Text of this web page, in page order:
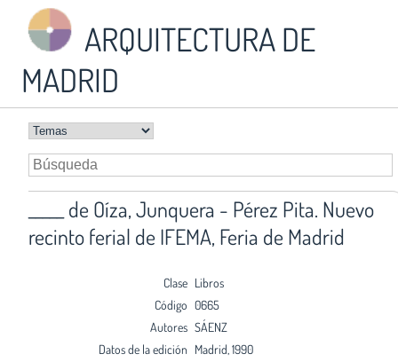
ARQUITECTURA DE
MADRID
_____ de Oíza, Junquera - Pérez Pita. Nuevo
recinto ferial de IFEMA, Feria de Madrid
Clase Libros
Código 0665
Autores SÁENZ
Datos de la edición Madrid, 1990